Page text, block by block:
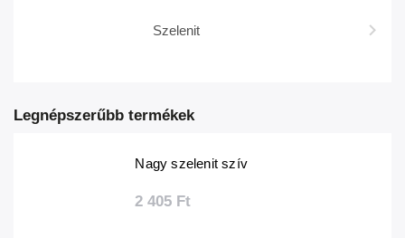
Szelenit
Legnépszerűbb termékek
Nagy szelenit szív
2 405 Ft